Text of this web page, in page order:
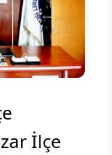
İlçe